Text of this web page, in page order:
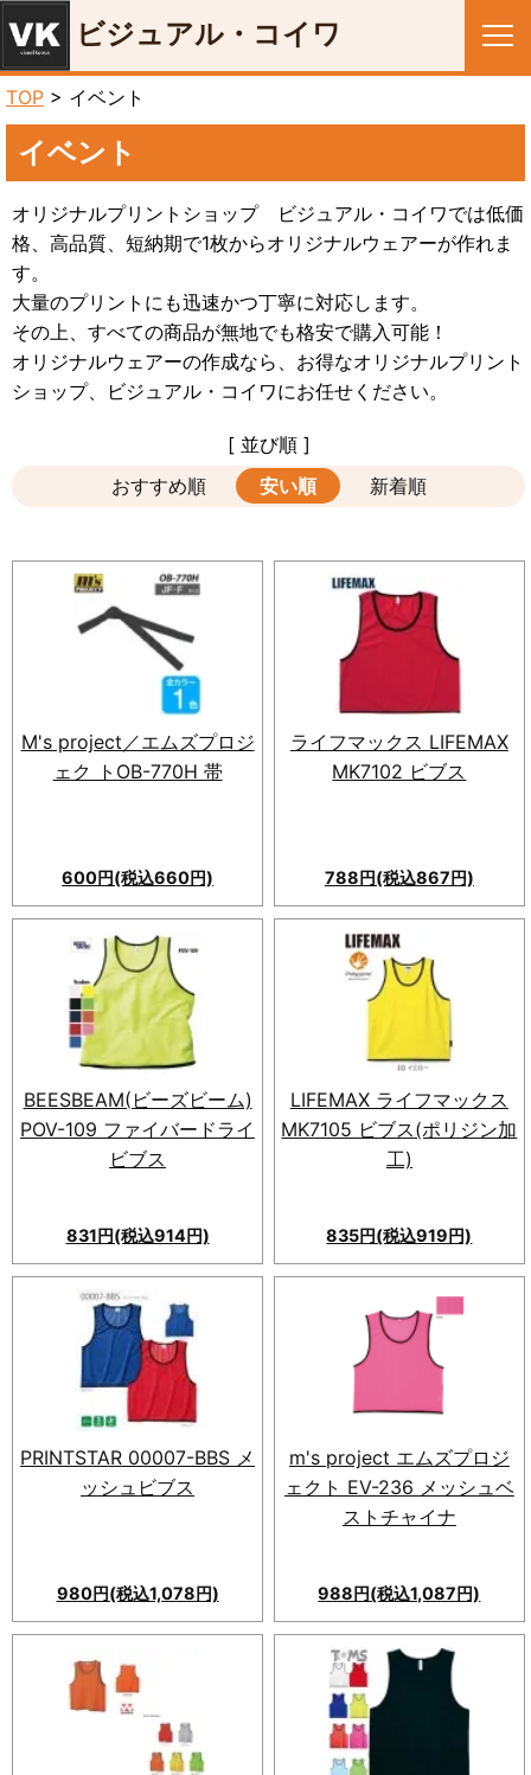
ビジュアル・コイワ
TOP > イベント
イベント
オリジナルプリントショップ ビジュアル・コイワでは低価
格、高品質、短納期で1枚からオリジナルウェアーが作れま
す。
大量のプリントにも迅速かつ丁寧に対応します。
その上、すべての商品が無地でも格安で購入可能！
オリジナルウェアーの作成なら、お得なオリジナルプリント
ショップ、ビジュアル・コイワにお任せください。
[ 並び順 ]
おすすめ順
安い順 新着順
M's project／エムズプロジ
ェク トOB-770H 帯
600円(税込660円)
ライフマックス LIFEMAX
MK7102 ビブス
788円(税込867円)
BEESBEAM(ビーズビーム)
POV-109 ファイバードライ
ビブス
831円(税込914円)
多彩なサイズ・カラー展開とプ
リント加工に最適なファイバー
ドライ素材を採用。JL / L(F)サ
イズ、9色展開、ポリエステル
100％、ダブルフェイス生地。
オリジナルプリントウエアーも
制作可能。
LIFEMAX ライフマックス
MK7105 ビブス(ポリジン加
工)
835円(税込919円)
PRINTSTAR 00007-BBS メ
ッシュビブス
980円(税込1,078円)
も快適な着心地を実現する、
PRINTSTAR 00007-BBS メッ
シュビブス。全7色展開で、プ
リントや転写加工にも対応。個
m's project エムズプロジ
ェクト EV-236 メッシュベ
ストチャイナ
988円(税込1,087円)